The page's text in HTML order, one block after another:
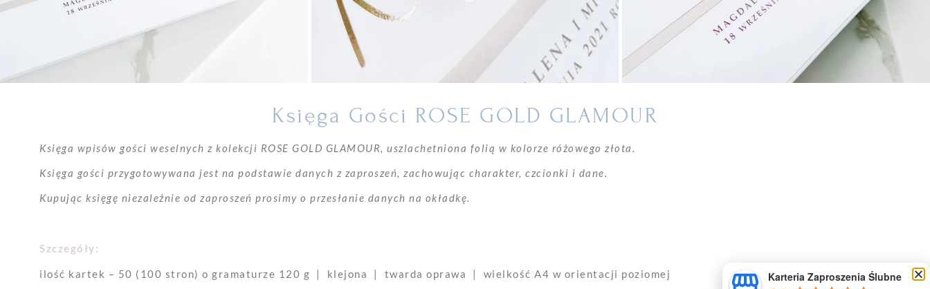
Księga Gości ROSE GOLD GLAMOUR
Księga wpisów gości weselnych z kolekcji ROSE GOLD GLAMOUR, uszlachetniona folią w kolorze różowego złota.
Księga gości przygotowywana jest na podstawie danych z zaproszeń, zachowując charakter, czcionki i dane.
Kupując księgę niezależnie od zaproszeń prosimy o przesłanie danych na okładkę.
Szczegóły:
ilość kartek – 50 (100 stron) o gramaturze 120 g | klejona | twarda oprawa | wielkość A4 w orientacji poziomej Karteria Zaproszenia Ślubne